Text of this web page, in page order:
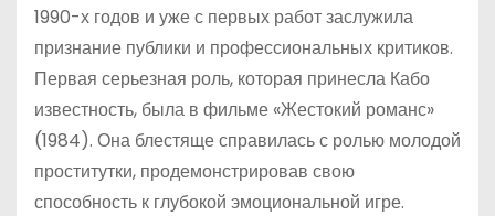
1990-х годов и уже с первых работ заслужила
признание публики и профессиональных критиков.
Первая серьезная роль, которая принесла Кабо
известность, была в фильме «Жестокий романс»
(1984). Она блестяще справилась с ролью молодой
проститутки, продемонстрировав свою
способность к глубокой эмоциональной игре.